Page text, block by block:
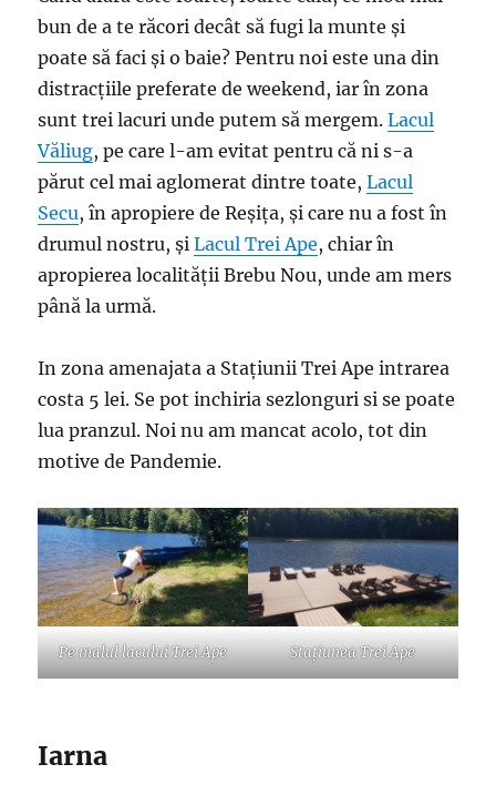
bun de a te răcori decât să fugi la munte și
poate să faci și o baie? Pentru noi este una din
distracțiile preferate de weekend, iar în zona
sunt trei lacuri unde putem să mergem.Lacul
Văliug, pe care l-am evitat pentru că ni s-a
părut cel mai aglomerat dintre toate,Lacul
Secu, în apropiere de Reșița, și care nu a fost în
drumul nostru, șiLacul Trei Ape, chiar în
apropierea localității Brebu Nou, unde am mers
până la urmă.
In zona amenajata a Stațiunii Trei Ape intrarea
costa 5 lei. Se pot inchiria sezlonguri si se poate
lua pranzul. Noi nu am mancat acolo, tot din
motive de Pandemie.
Pe malul lacului Trei Ape Stațiunea Trei Ape
Iarna